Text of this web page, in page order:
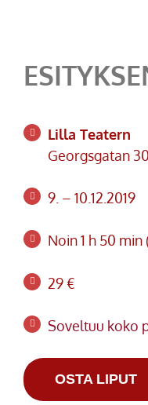
Lilla Teatern
Georgsgatan 30
9. – 10.12.2019
Noin 1 h 50 min
29 €
Soveltuu koko
OSTA LIPUT